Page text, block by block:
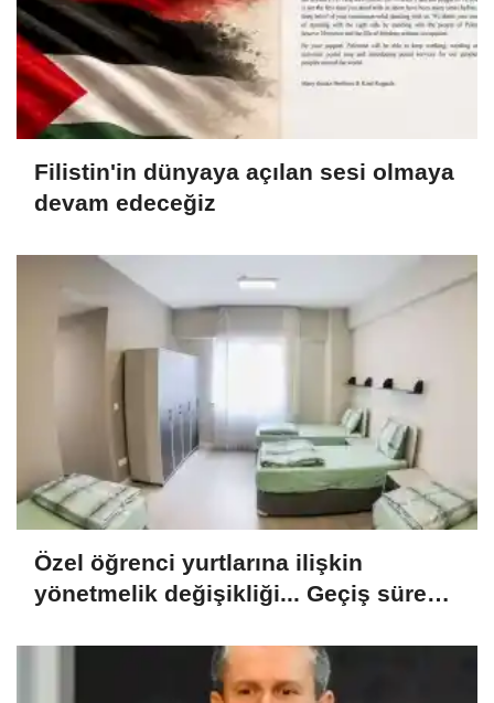
Filistin'in dünyaya açılan sesi olmaya
devam edeceğiz
Özel öğrenci yurtlarına ilişkin
yönetmelik değişikliği... Geçiş süresi